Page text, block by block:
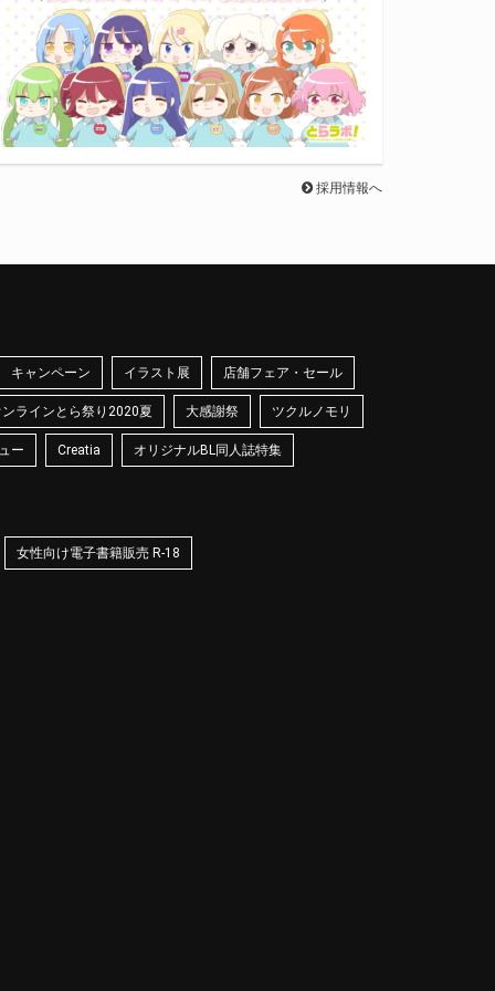
採用情報へ
キャンペーン イラスト展 店舗フェア・セール
ラインとら祭り2020夏 大感謝祭 ツクルノモリ
ー Creatia オリジナルBL同人誌特集
女性向け電子書籍販売 R-18